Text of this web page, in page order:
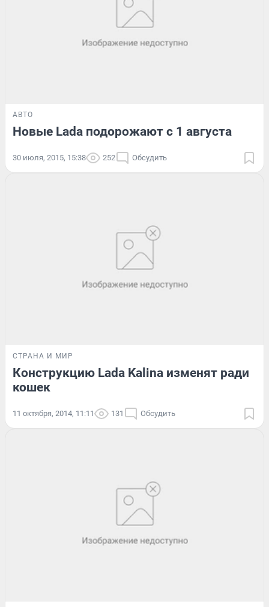
АВТО
Новые Lada подорожают с 1 августа
30 июля, 2015, 15:38 252 Обсудить
СТРАНА И МИР
Конструкцию Lada Kalina изменят ради
кошек
11 октября, 2014, 11:11 131 Обсудить